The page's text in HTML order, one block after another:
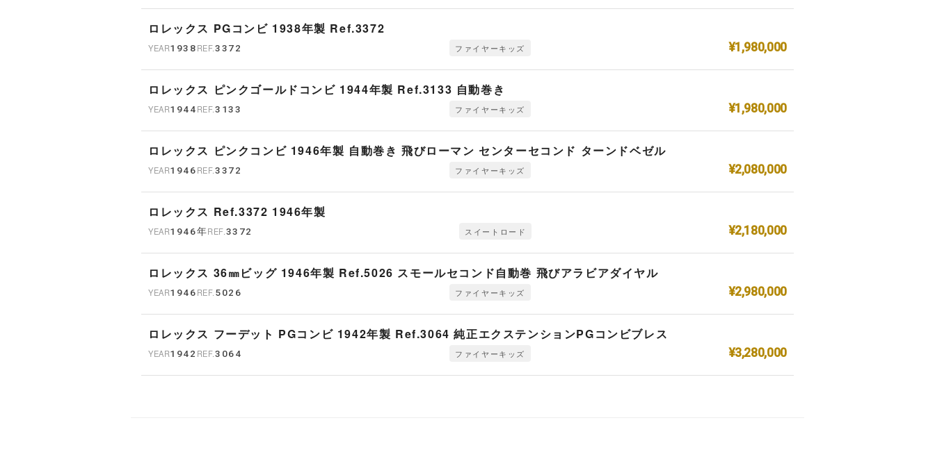
ロレックス PGコンビ 1938年製 Ref.3372
YEAR1938REF.3372 ファイヤーキッズ ¥1,980,000
ロレックス ピンクゴールドコンビ 1944年製 Ref.3133 自動巻き
YEAR1944REF.3133 ファイヤーキッズ ¥1,980,000
ロレックス ピンクコンビ 1946年製 自動巻き 飛びローマン センターセコンド ターンドベゼル
YEAR1946REF.3372 ファイヤーキッズ ¥2,080,000
ロレックス Ref.3372 1946年製
YEAR1946年REF. 3372 スイートロード ¥2,180,000
ロレックス 36㎜ビッグ 1946年製 Ref.5026 スモールセコンド自動巻 飛びアラビアダイヤル
YEAR1946REF. 5026 ファイヤーキッズ ¥2,980,000
ロレックス フーデット PGコンビ 1942年製 Ref.3064 純正エクステンションPGコンビブレス
YEAR1942 REF.3064 ファイヤーキッズ ¥3,280,000